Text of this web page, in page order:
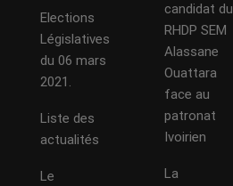
Elections
Législatives
du 06 mars
2021.
Liste des
actualités
Le
candidat du
RHDP SEM
Alassane
Ouattara
face au
patronat
Ivoirien
La